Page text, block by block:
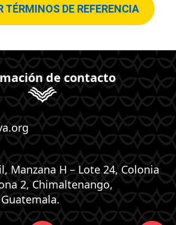
TÉRMINOS DE REFERENCIA
de contacto
Manzana H – Lote 24, Colonia
2, Chimaltenango,